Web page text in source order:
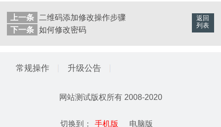
返回
列表
上一条
二维码添加修改操作步骤
下一条 如何修改密码
常规操作 升级公告
网站测试版权所有 2008-2020
切换到： 手机版 电脑版